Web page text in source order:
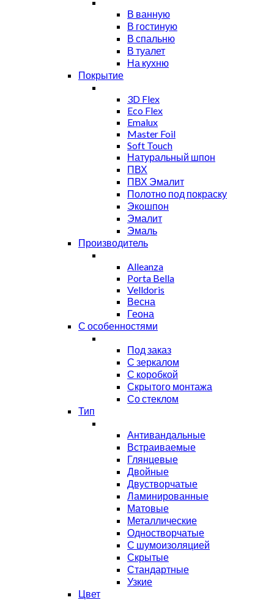
В ванную
В гостиную
В спальню
В туалет
На кухню
Покрытие
3D Flex
Eco Flex
Emalux
Master Foil
Soft Touch
Натуральный шпон
ПВХ
ПВХ Эмалит
Полотно под покраску
Экошпон
Эмалит
Эмаль
Производитель
Alleanza
Porta Bella
Velldoris
Весна
Геона
С особенностями
Под заказ
С зеркалом
С коробкой
Скрытого монтажа
Со стеклом
Тип
Антивандальные
Встраиваемые
Глянцевые
Двойные
Двустворчатые
Ламинированные
Матовые
Металлические
Одностворчатые
С шумоизоляцией
Скрытые
Стандартные
Узкие
Цвет